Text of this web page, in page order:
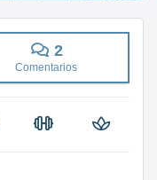
2
Comentarios